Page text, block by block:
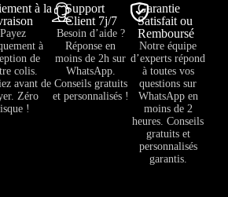
à la
Payez
à
de
colis.
avant de
Zéro
!
Support
Client 7j/7
Besoin d’aide ?
Réponse en
moins de 2h sur
WhatsApp.
Conseils gratuits
et personnalisés !
Garantie
Satisfait ou
Remboursé
Notre équipe
d’experts répond
à toutes vos
questions sur
WhatsApp en
moins de 2
heures. Conseils
gratuits et
personnalisés
garantis.